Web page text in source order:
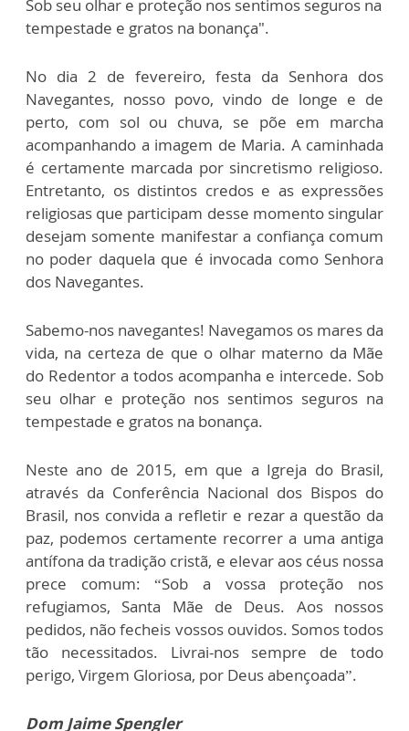
Sob seu olhar e proteção nos sentimos seguros na
tempestade e gratos na bonança".
No dia 2 de fevereiro, festa da Senhora dos
Navegantes, nosso povo, vindo de longe e de
perto, com sol ou chuva, se põe em marcha
acompanhando a imagem de Maria. A caminhada
é certamente marcada por sincretismo religioso.
Entretanto, os distintos credos e as expressões
religiosas que participam desse momento singular
desejam somente manifestar a confiança comum
no poder daquela que é invocada como Senhora
dos Navegantes.
Sabemo-nos navegantes! Navegamos os mares da
vida, na certeza de que o olhar materno da Mãe
do Redentor a todos acompanha e intercede. Sob
seu olhar e proteção nos sentimos seguros na
tempestade e gratos na bonança.
Neste ano de 2015, em que a Igreja do Brasil,
através da Conferência Nacional dos Bispos do
Brasil, nos convida a refletir e rezar a questão da
paz, podemos certamente recorrer a uma antiga
antífona da tradição cristã, e elevar aos céus nossa
prece comum: “Sob a vossa proteção nos
refugiamos, Santa Mãe de Deus. Aos nossos
pedidos, não fecheis vossos ouvidos. Somos todos
tão necessitados. Livrai-nos sempre de todo
perigo, Virgem Gloriosa, por Deus abençoada”.
Dom Jaime Spengler